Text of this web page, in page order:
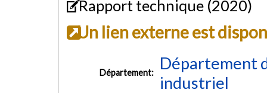
Rapport technique (2020)
Un lien externe est
Département:
Département
industriel